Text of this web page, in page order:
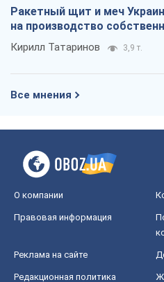
Ракетный щит и меч
на производство
Кирилл Татаринов 3,9 т.
Все мнения
О компании
Правовая информация
Реклама на сайте
Редакционная политика